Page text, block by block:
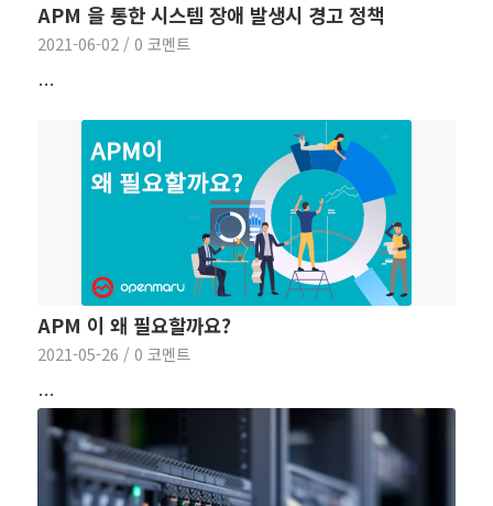
APM 을 통한 시스템 장애 발생시 경고 정책
2021-06-02 / 0 코멘트
…
APM 이 왜 필요할까요?
2021-05-26 / 0 코멘트
…